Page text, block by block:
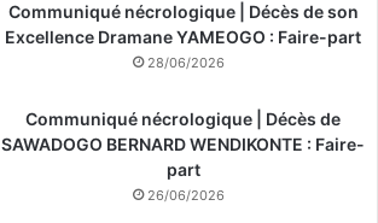
Communiqué nécrologique | Décès de son
Excellence Dramane YAMEOGO : Faire-part
28/06/2026
Communiqué nécrologique | Décès de
SAWADOGO BERNARD WENDIKONTE : Faire-
part
26/06/2026